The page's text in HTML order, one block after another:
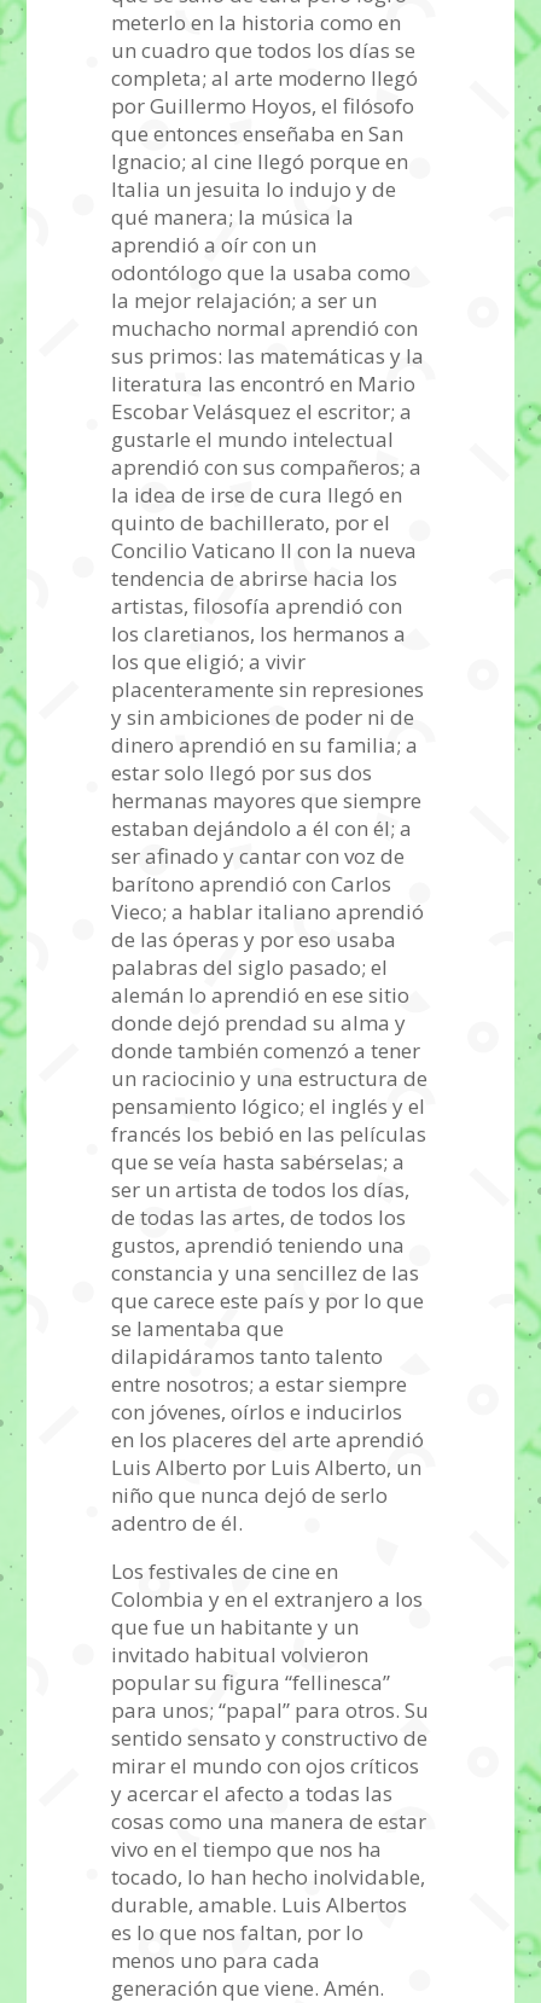
meterlo en la historia como en
un cuadro que todos los días se
completa; al arte moderno llegó
por Guillermo Hoyos, el filósofo
que entonces enseñaba en San
Ignacio; al cine llegó porque en
Italia un jesuita lo indujo y de
qué manera; la música la
aprendió a oír con un
odontólogo que la usaba como
la mejor relajación; a ser un
muchacho normal aprendió con
sus primos: las matemáticas y la
literatura las encontró en Mario
Escobar Velásquez el escritor; a
gustarle el mundo intelectual
aprendió con sus compañeros; a
la idea de irse de cura llegó en
quinto de bachillerato, por el
Concilio Vaticano II con la nueva
tendencia de abrirse hacia los
artistas, filosofía aprendió con
los claretianos, los hermanos a
los que eligió; a vivir
placenteramente sin represiones
y sin ambiciones de poder ni de
dinero aprendió en su familia; a
estar solo llegó por sus dos
hermanas mayores que siempre
estaban dejándolo a él con él; a
ser afinado y cantar con voz de
barítono aprendió con Carlos
Vieco; a hablar italiano aprendió
de las óperas y por eso usaba
palabras del siglo pasado; el
alemán lo aprendió en ese sitio
donde dejó prendad su alma y
donde también comenzó a tener
un raciocinio y una estructura de
pensamiento lógico; el inglés y el
francés los bebió en las películas
que se veía hasta sabérselas; a
ser un artista de todos los días,
de todas las artes, de todos los
gustos, aprendió teniendo una
constancia y una sencillez de las
que carece este país y por lo que
se lamentaba que
dilapidáramos tanto talento
entre nosotros; a estar siempre
con jóvenes, oírlos e inducirlos
en los placeres del arte aprendió
Luis Alberto por Luis Alberto, un
niño que nunca dejó de serlo
adentro de él.
Los festivales de cine en
Colombia y en el extranjero a los
que fue un habitante y un
invitado habitual volvieron
popular su figura “fellinesca”
para unos; “papal” para otros. Su
sentido sensato y constructivo de
mirar el mundo con ojos críticos
y acercar el afecto a todas las
cosas como una manera de estar
vivo en el tiempo que nos ha
tocado, lo han hecho inolvidable,
durable, amable. Luis Albertos
es lo que nos faltan, por lo
menos uno para cada
generación que viene. Amén.